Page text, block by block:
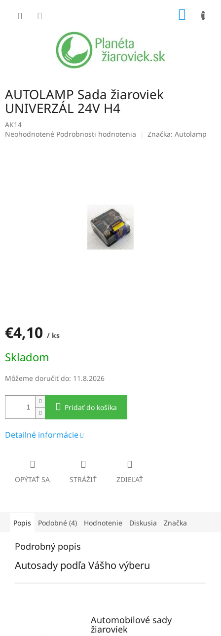
AUTOLAMP Sada žiaroviek
UNIVERZÁL 24V H4
AK14
Priemerné
Neohodnotené Podrobnosti hodnotenia Značka: Autolamp
€4,10 / ks
cena:
Skladom
Môžeme doručiť do: 11.8.2026
Pridať do košíka
Detailné informácie
OPÝTAŤ SA STRÁŽIŤ ZDIEĽAŤ
Popis Podobné (4) Hodnotenie Diskusia Značka
Podrobný popis
Autosady podľa Vášho výberu
Automobilové sady
žiaroviek